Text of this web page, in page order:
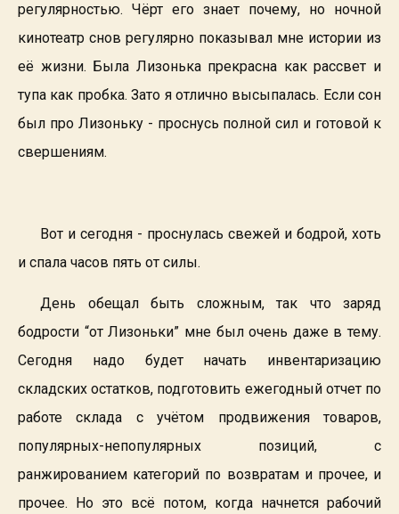
регулярностью. Чёрт его знает почему, но ночной
кинотеатр снов регулярно показывал мне истории из
её жизни. Была Лизонька прекрасна как рассвет и
тупа как пробка. Зато я отлично высыпалась. Если сон
был про Лизоньку - проснусь полной сил и готовой к
свершениям.
Вот и сегодня - проснулась свежей и бодрой, хоть
и спала часов пять от силы.
День обещал быть сложным, так что заряд
бодрости “от Лизоньки” мне был очень даже в тему.
Сегодня надо будет начать инвентаризацию
складских остатков, подготовить ежегодный отчет по
работе склада с учётом продвижения товаров,
популярных-непопулярных позиций, с
ранжированием категорий по возвратам и прочее, и
прочее. Но это всё потом, когда начнется рабочий